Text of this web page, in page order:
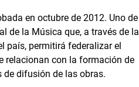
en octubre de 2012. Uno de
de la Música que, a través de la
país, permitirá federalizar el
relacionan con la formación de
difusión de las obras.